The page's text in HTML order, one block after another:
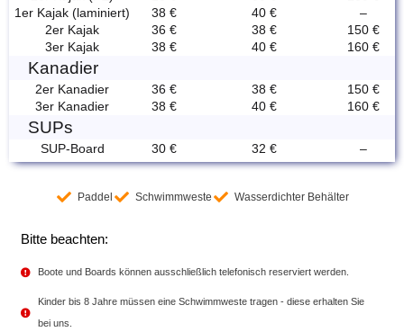
1er Kajak (laminiert)
38 € 40 €
–
2er Kajak
36 € 38 €
150 €
3er Kajak
38 € 40 € 160 €
Kanadier
2er Kanadier 36 € 38 €
150 €
3er Kanadier
38 € 40 € 160 €
SUPs
SUP-Board 30 € 32 € –
Paddel Schwimmweste Wasserdichter Behälter
Bitte beachten:
Boote und Boards können ausschließlich telefonisch reserviert werden.
Kinder bis 8 Jahre müssen eine Schwimmweste tragen - diese erhalten Sie
bei uns.